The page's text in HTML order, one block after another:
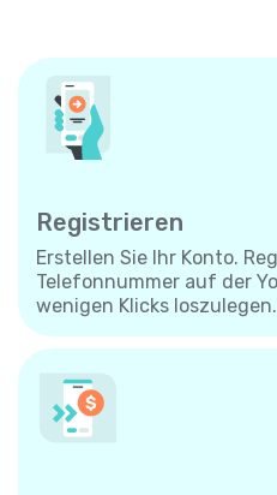
Registrieren
Erstellen Sie Ihr Konto.
Telefonnummer auf der
wenigen Klicks loszulegen.